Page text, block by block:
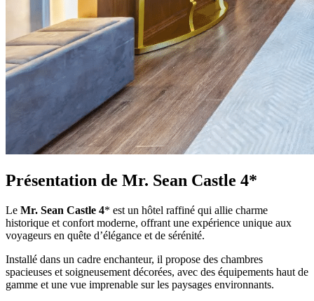
Présentation de Mr. Sean Castle 4*
Le Mr. Sean Castle 4* est un hôtel raffiné qui allie charme
historique et confort moderne, offrant une expérience unique aux
voyageurs en quête d’élégance et de sérénité.
Installé dans un cadre enchanteur, il propose des chambres
spacieuses et soigneusement décorées, avec des équipements haut de
gamme et une vue imprenable sur les paysages environnants.